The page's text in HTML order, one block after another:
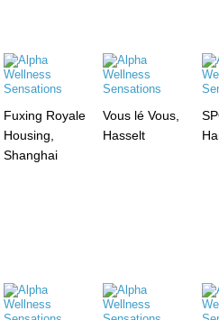
Fuxing Royale
Housing,
Shanghai
Vous lé Vous,
Hasselt